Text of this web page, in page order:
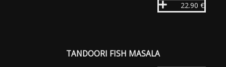
22.90 €
TANDOORI FISH MASALA